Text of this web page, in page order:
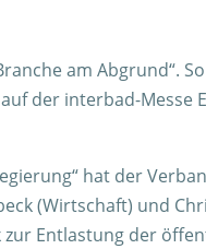
am Abgrund“.
der interbad-
hat der
(Wirtschaft) und
Entlastung der